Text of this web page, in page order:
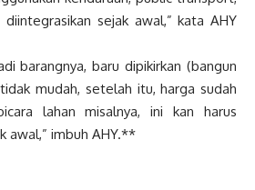
sejak awal,” kata AHY
barangnya, baru dipikirkan (bangun
mudah, setelah itu, harga sudah
lahan misalnya, ini kan harus
awal,” imbuh AHY.**